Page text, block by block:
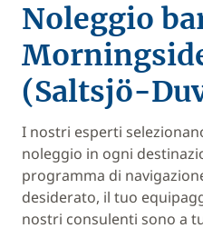
Noleggio
(Saltsjö-
I nostri esperti
noleggio in ogni
programma di
desiderato, il tuo
nostri consulenti sono a